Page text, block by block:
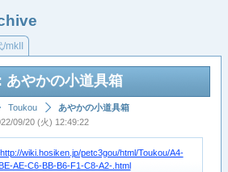
mkII
あやかの小道具箱
Toukou
あやかの小道具箱
09/20 (火) 12:49:22
http://wiki.hosiken.jp/petc3gou/html/Toukou/A4-
AE-C6-BB-B6-F1-C8-A2-.html